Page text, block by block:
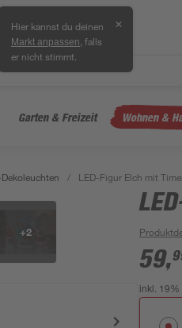
Hier kannst du deinen
Markt anpassen , falls
er nicht stimmt.
✕
Garten & Freizeit Wohnen &
/ LED-Figur Elch mit
+2
59,
inkl. 19%